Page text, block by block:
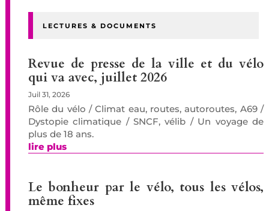
LECTURES & DOCUMENTS
Revue de presse de la ville et du vélo
qui va avec, juillet 2026
Juil 31, 2026
Rôle du vélo / Climat eau, routes, autoroutes, A69 /
Dystopie climatique / SNCF, vélib / Un voyage de
plus de 18 ans.
lire plus
Le bonheur par le vélo, tous les vélos,
même fixes